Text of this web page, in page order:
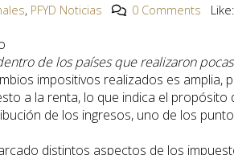
, PFYD Noticias 0 Comments Like:
de los países que realizaron
impositivos realizados es amplia,
a la renta, lo que indica el
de los ingresos, uno de los
distintos aspectos de los